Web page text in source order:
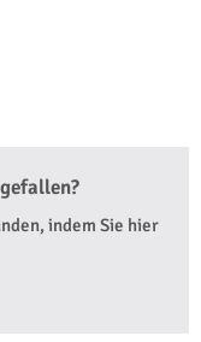
indem Sie hier